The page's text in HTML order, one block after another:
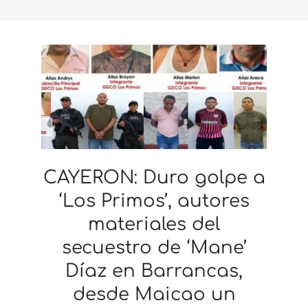
CAYERON: Duro golpe a
‘Los Primos’, autores
materiales del
secuestro de ‘Mane’
Díaz en Barrancas,
desde Maicao un